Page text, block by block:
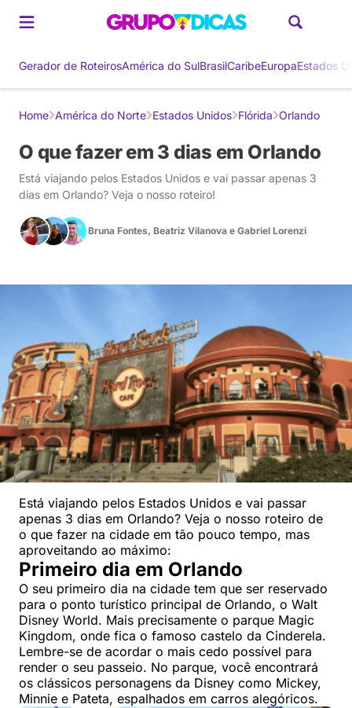
Gerador de RoteirosAmérica do SulBrasilCaribeEuropaEstados
Home América do Norte Estados Unidos Flórida Orlando
O que fazer em 3 dias em Orlando
Está viajando pelos Estados Unidos e vai passar apenas 3
dias em Orlando? Veja o nosso roteiro!
Bruna Fontes, Beatriz Vilanova e Gabriel Lorenzi
Está viajando pelos Estados Unidos e vai passar
apenas 3 dias em Orlando? Veja o nosso roteiro de
o que fazer na cidade em tão pouco tempo, mas
aproveitando ao máximo:
Primeiro dia em Orlando
O seu primeiro dia na cidade tem que ser reservado
para o ponto turístico principal de Orlando, o Walt
Disney World. Mais precisamente o parque Magic
Kingdom, onde fica o famoso castelo da Cinderela.
Lembre-se de acordar o mais cedo possível para
render o seu passeio. No parque, você encontrará
os clássicos personagens da Disney como Mickey,
Minnie e Pateta, espalhados em carros alegóricos.